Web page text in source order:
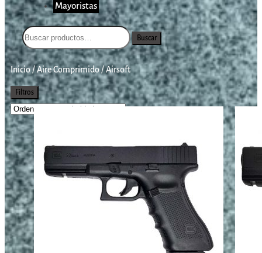
Mayoristas
Buscar
Inicio/Aire Comprimido/Airsoft
Filtros